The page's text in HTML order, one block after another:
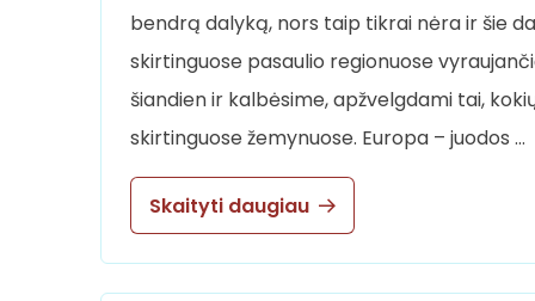
bendrą dalyką, nors taip tikrai nėra ir šie
skirtinguose pasaulio regionuose
šiandien ir kalbėsime, apžvelgdami tai,
skirtinguose žemynuose. Europa – juodos …
Skaityti daugiau